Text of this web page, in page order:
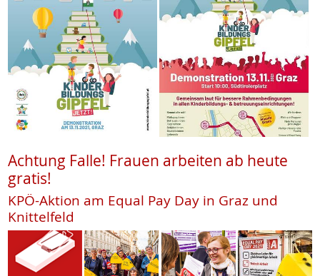
Achtung Falle! Frauen arbeiten ab heute
gratis!
KPÖ-Aktion am Equal Pay Day in Graz und
Knittelfeld